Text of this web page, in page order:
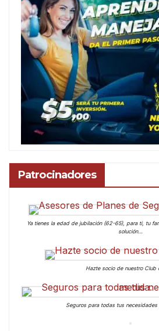
Patrocinadores
Ya tienes la edad de jubilación (62-65), para ti, tu
solución…
Hazte socio de nuestro Club
Seguros para todas tus necesidades